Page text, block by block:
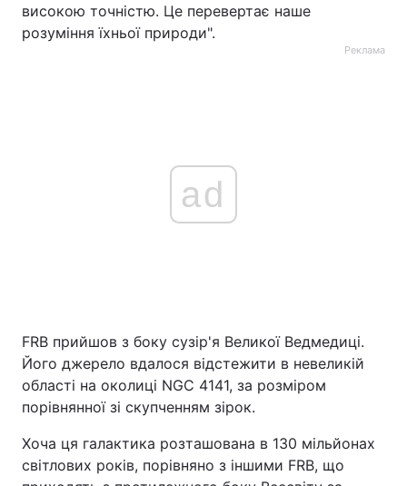
високою точністю. Це перевертає наше
розуміння їхньої природи".
Реклама
ad
FRB прийшов з боку сузір'я Великої Ведмедиці.
Його джерело вдалося відстежити в невеликій
області на околиці NGC 4141, за розміром
порівнянної зі скупченням зірок.
Хоча ця галактика розташована в 130 мільйонах
світлових років, порівняно з іншими FRB, що